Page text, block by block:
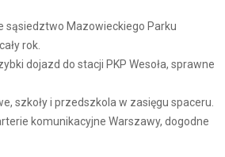
sąsiedztwo Mazowieckiego Parku
rok.
dojazd do stacji PKP Wesoła, sprawne
szkoły i przedszkola w zasięgu spaceru.
komunikacyjne Warszawy, dogodne